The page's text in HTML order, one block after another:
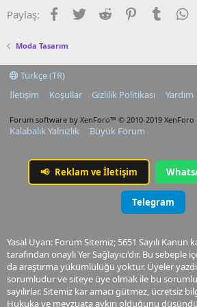
Paylaş: Facebook
TwitterReddit PinterestTumblr
Moda Tasarım
Türkçe (TR)
İletişim
Koşullar Gizlilik Politikası Yardım
Forum software by XenForo™ © 2010-2019 XenForo
Kalabalık Yalnızlık Büyük Forum
📢 Reklam ve İletişim
Telegram
Yasal Uyarı: Forum Sitemiz; 5651 Sayılı Kanun
tarafından onaylı Yer Sağlayıcı'dır. Bu
da araştırma yükümlülüğü yoktur. Üyeler
sorumludur ve siteye üye olmak ile bu
sayılırlar. Sitemiz kar amacı gütmez, ücretsiz
Hukuka ve mevzuata aykırı olduğunu